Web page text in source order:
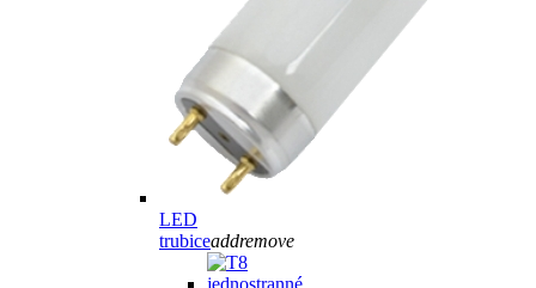
LED
trubiceaddremove